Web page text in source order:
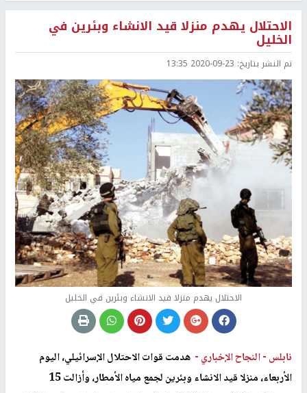
الاحتلال يهدم منزلا قيد الانشاء وبئرين في
الخليل
تم النشر بتاريخ: 2020-09-23 13:35
الاحتلال يهدم منزلا قيد الانشاء وبئرين في الخليل
نابلس -النجاح الإخباري - هدمت قوات الاحتلال الإسرائيلي، اليوم
الأربعاء، منزلا قيد الانشاء وبئرين لجمع مياه الأمطار، وأزالت 15